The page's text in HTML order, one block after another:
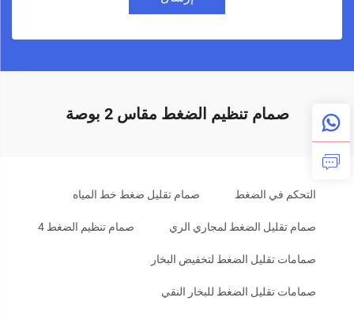
صمام تنظيم الضغط مقاس 2 بوصة
التحكم في الضغط صمام تقليل ضغط خط المياه
صمام تقليل الضغط لمجاري الري صمام تنظيم الضغط 4
صمامات تقليل الضغط لتخفيض البخار
صمامات تقليل الضغط للبخار النقي